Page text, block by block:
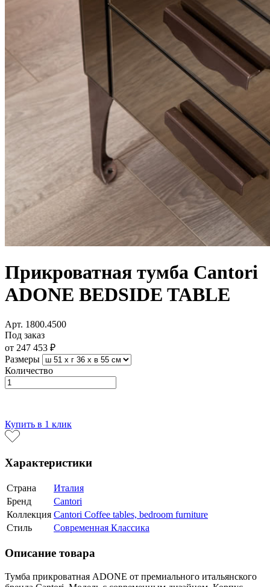
Прикроватная тумба Cantori
ADONE BEDSIDE TABLE
Арт. 1800.4500
Под заказ
от 247 453 ₽
Размеры
Количество
Купить в 1 клик
Характеристики
Страна
Италия
Бренд
Cantori
Коллекция Cantori Coffee tables, bedroom furniture
Стиль
Современная Классика
Описание товара
Тумба прикроватная ADONE от премиального итальянского